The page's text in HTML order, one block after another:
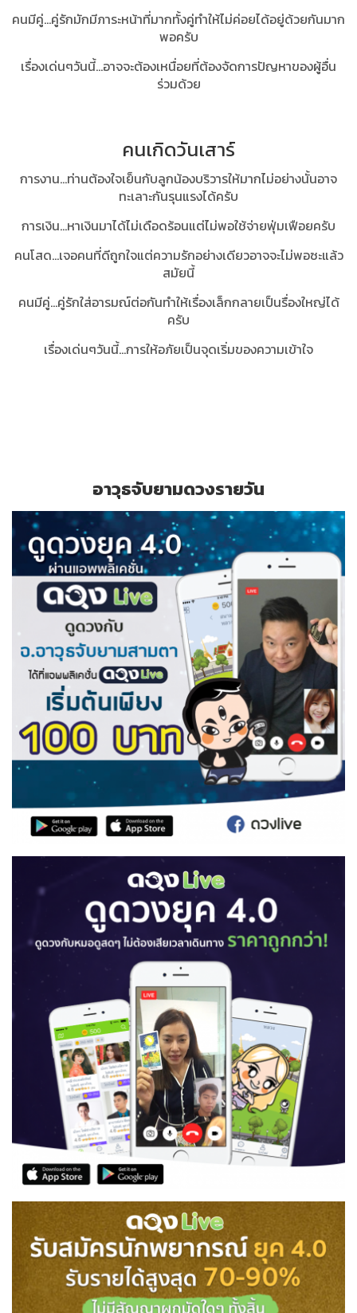
คนมีคู่...คู่รักมักมีภาระหน้าที่มากทั้งคู่ทำให้ไม่ค่อยได้อยู่ด้วยกันมาก
พอครับ
เรื่องเด่นๆวันนี้...อาจจะต้องเหนื่อยที่ต้องจัดการปัญหาของผู้อื่น
ร่วมด้วย
คนเกิดวันเสาร์
การงาน...ท่านต้องใจเย็นกับลูกน้องบริวารให้มากไม่อย่างนั้นอาจ
ทะเลาะกันรุนแรงได้ครับ
การเงิน...หาเงินมาได้ไม่เดือดร้อนแต่ไม่พอใช้จ่ายฟุ่มเฟือยครับ
คนโสด...เจอคนที่ดีถูกใจแต่ความรักอย่างเดียวอาจจะไม่พอซะแล้ว
สมัยนี้
คนมีคู่...คู่รักใส่อารมณ์ต่อกันทำให้เรื่องเล็กกลายเป็นรื่องใหญ่ได้
ครับ
เรื่องเด่นๆวันนี้...การให้อภัยเป็นจุดเริ่มของความเข้าใจ
อาวุธจับยามดวงรายวัน